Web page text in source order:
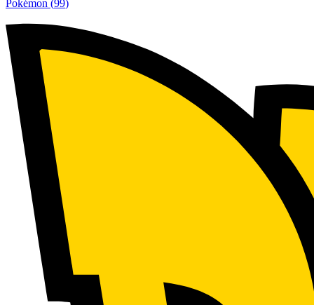
Pokémon (99)